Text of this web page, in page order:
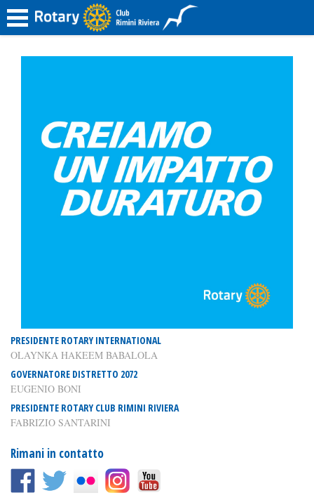
PRESIDENTE ROTARY INTERNATIONAL
OLAYNKA HAKEEM BABALOLA
GOVERNATORE DISTRETTO 2072
EUGENIO BONI
PRESIDENTE ROTARY CLUB RIMINI RIVIERA
FABRIZIO SANTARINI
Rimani in contatto